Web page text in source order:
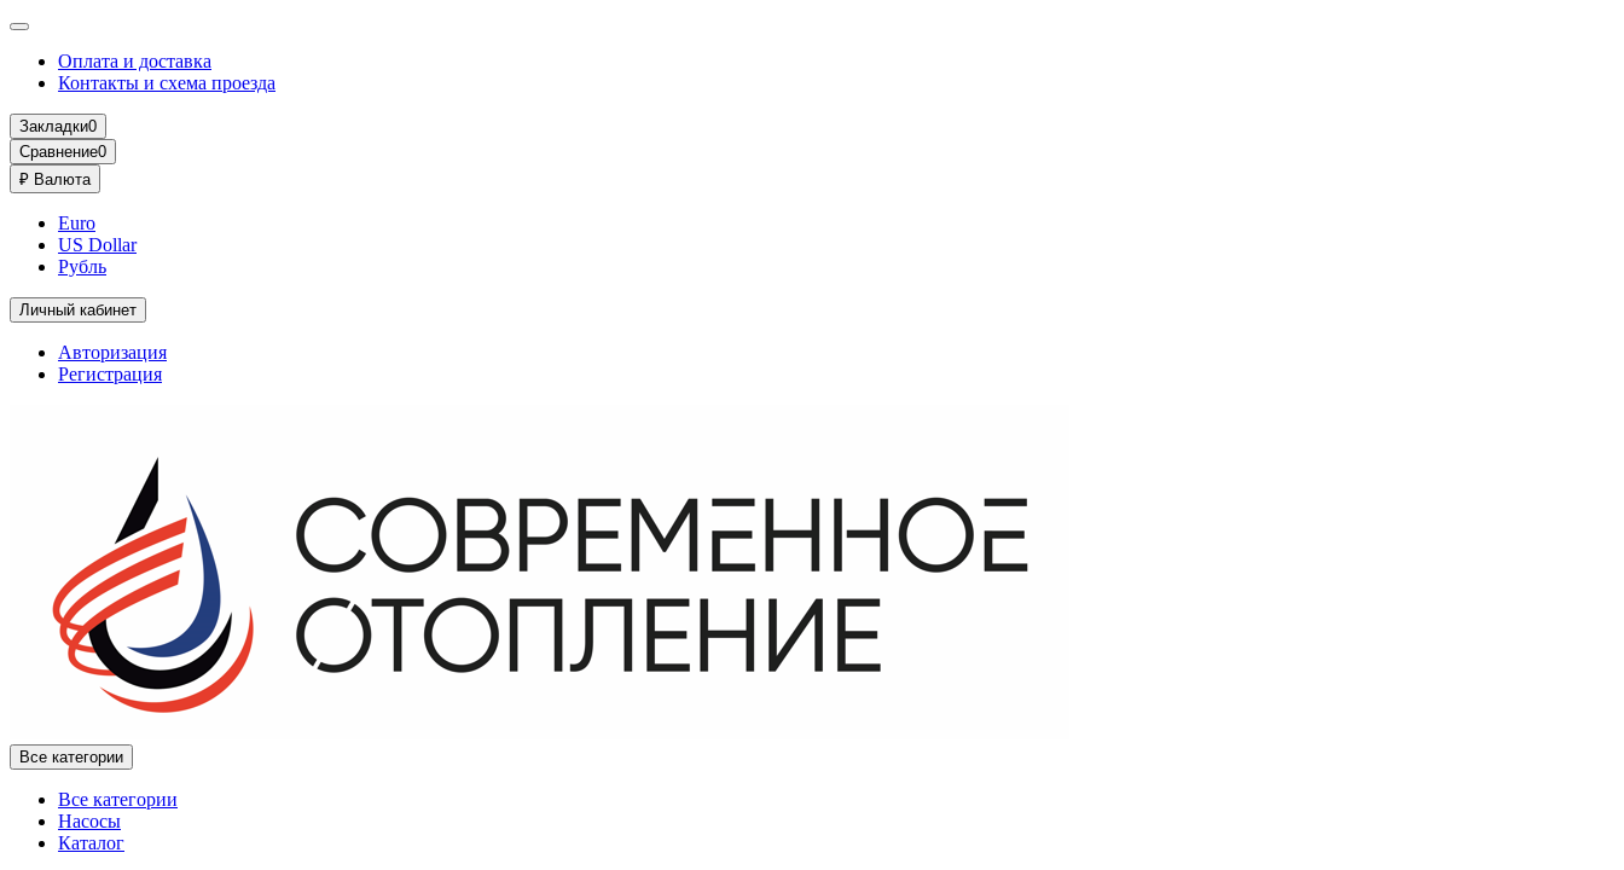
Оплата и доставка
Контакты и схема проезда
Закладки0
Сравнение0
₽ Валюта
Euro
US Dollar
Рубль
Личный кабинет
Авторизация
Регистрация
Все категории
Все категории
Насосы
Каталог